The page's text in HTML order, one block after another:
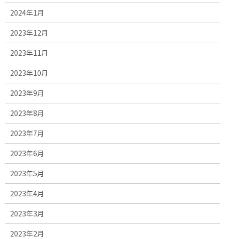
2024年1月
2023年12月
2023年11月
2023年10月
2023年9月
2023年8月
2023年7月
2023年6月
2023年5月
2023年4月
2023年3月
2023年2月